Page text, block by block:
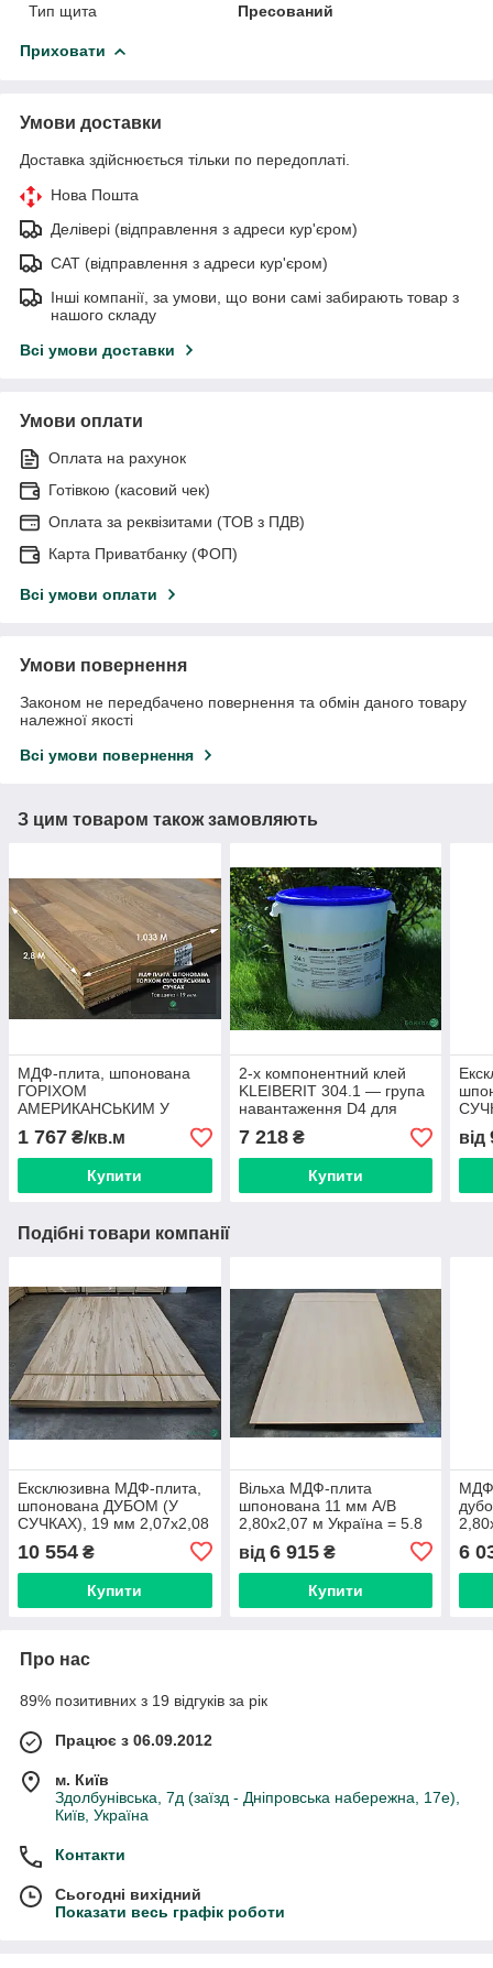
Тип щита
Пресований
Приховати
Умови доставки
Доставка здійснюється тільки по передоплаті.
Нова Пошта
Делівері (відправлення з адреси кур'єром)
САТ (відправлення з адреси кур'єром)
Інші компанії, за умови, що вони самі забирають товар з
нашого складу
Всі умови доставки
Умови оплати
Оплата на рахунок
Готівкою (касовий чек)
Оплата за реквізитами (ТОВ з ПДВ)
Карта Приватбанку (ФОП)
Всі умови оплати
Умови повернення
Законом не передбачено повернення та обмін даного товару
належної якості
Всі умови повернення
З цим товаром також замовляють
МДФ-плита, шпонована
ГОРІХОМ
АМЕРИКАНСЬКИМ У
СУЧКАХ (малюнок
паркет), 19 мм 2,8х1,033
м
1 767 ₴/кв.м
Купити
2-х компонентний клей
KLEIBERIT 304.1 — група
навантаження D4 для
водостійких сполук (відро
26 кг)
7 218₴
Купити
від
Подібні товари компанії
Ексклюзивна МДФ-плита,
шпонована ДУБОМ (У
СУЧКАХ), 19 мм 2,07x2,08
10 554 ₴
Купити
Вільха МДФ-плита
шпонована 11 мм А/В
2,80х2,07 м Україна = 5.8
від 6 915₴
Купити
6
Про нас
89% позитивних з 19 відгуків за рік
Працює з 06.09.2012
м. Київ
Здолбунівська, 7д (заїзд - Дніпровська набережна, 17е),
Київ, Україна
Контакти
Сьогодні вихідний
Показати весь графік роботи